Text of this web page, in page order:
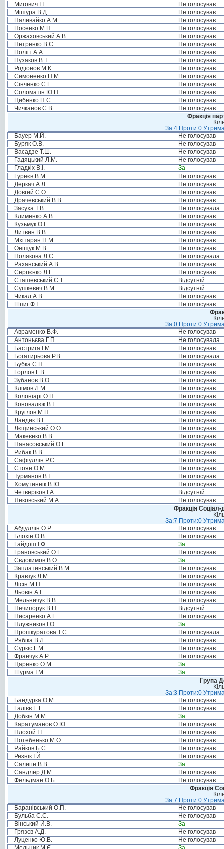
Мигович І.І.
Не голосував
Мішура В.Д.
Не голосував
Наливайко А.М.
Не голосував
Носенко М.П.
Не голосував
Оржаховський А.В.
Не голосував
Петренко В.С.
Не голосував
Полііт А.А.
Не голосував
Пузаков В.Т.
Не голосував
Родіонов М.К.
Не голосував
Симоненко П.М.
Не голосував
Сінченко С.Г.
Не голосував
Соломатін Ю.П.
Не голосував
Цибенко П.С.
Не голосував
Чичканов С.В.
Не голосував
Фракція
За:4 Проти:0
Бауер М.Й.
Не голосував
Буряк О.В.
Не голосував
Васадзе Т.Ш.
Не голосував
Гадяцький Л.М.
Не голосував
Гладкіх В.І.
За
Гуреєв В.М.
Не голосував
Деркач А.Л.
Не голосував
Довгий С.О.
Не голосував
Драчевський В.В.
Не голосував
Засуха Т.В.
Не голосувала
Клименко А.В.
Не голосував
Кузьмук О.І.
Не голосував
Литвин В.В.
Не голосував
Мхітарян Н.М.
Не голосував
Оніщук М.В.
Не голосував
Полякова Л.Є.
Не голосувала
Раханський А.В.
Не голосував
Сергієнко Л.Г.
Не голосував
Сташевський С.Т.
Відсутній
Сушкевич В.М.
Відсутній
Чикал А.В.
Не голосував
Шпиг Ф.І.
Не голосував
За:0 Проти:0
Авраменко В.Ф.
Не голосував
Антоньєва Г.П.
Не голосувала
Бастрига І.М.
Не голосував
Богатирьова Р.В.
Не голосувала
Бубка С.Н.
Не голосував
Горлов Г.В.
Не голосував
Зубанов В.О.
Не голосував
Клімов Л.М.
Не голосував
Колоніарі О.П.
Не голосував
Коновалюк В.І.
Не голосував
Круглов М.П.
Не голосував
Ландик В.І.
Не голосував
Лєщинський О.О.
Не голосував
Макеєнко В.В.
Не голосував
Панасовський О.Г.
Не голосував
Рибак В.В.
Не голосував
Сафіуллін Р.С.
Не голосував
Стоян О.М.
Не голосував
Турманов В.І.
Не голосував
Хомутиннік В.Ю.
Не голосував
Четверіков І.А.
Відсутній
Янковський М.А.
Не голосував
Фракція Соціал-
За:7 Проти:0
Абдуллін О.Р.
Не голосував
Блохін О.В.
Не голосував
Гайдош І.Ф.
За
Грановський О.Г.
Не голосував
Євдокимов В.О.
За
Заплатинський В.М.
Не голосував
Кравчук Л.М.
Не голосував
Лісін М.П.
Не голосував
Льовін А.І.
Не голосував
Мельничук В.В.
Не голосував
Нечипорук В.П.
Відсутній
Писаренко А.Г.
Не голосував
Плужников І.О.
За
Прошкуратова Т.С.
Не голосувала
Рябіка В.Л.
Не голосував
Суркіс Г.М.
Не голосував
Франчук А.Р.
Не голосував
Царенко О.М.
За
Шурма І.М.
За
Група
За:3 Проти:0
Бандурка О.М.
Не голосував
Галієв Е.Е.
Не голосував
Добкін М.М.
За
Каратуманов О.Ю.
Не голосував
Плохой І.І.
Не голосував
Потебенько М.О.
Не голосував
Райков Б.С.
Не голосував
Резнік І.Й.
Не голосував
Салигін В.В.
За
Сандлер Д.М.
Не голосував
Фельдман О.Б.
Не голосував
Фракція
За:7 Проти:0
Баранівський О.П.
Не голосував
Бульба С.С.
Не голосував
Вінський Й.В.
За
Грязєв А.Д.
Не голосував
Луценко Ю.В.
Не голосував